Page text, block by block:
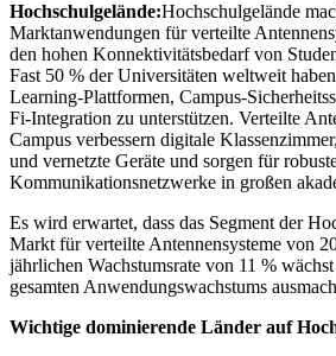
Hochschulgelände:Hochschulgelände
Marktanwendungen für verteilte
den hohen Konnektivitätsbedarf von
Fast 50 % der Universitäten weltweit
Learning-Plattformen, Campus-
Fi-Integration zu unterstützen. Verteilte
Campus verbessern digitale
und vernetzte Geräte und sorgen für
Kommunikationsnetzwerke in großen
Es wird erwartet, dass das Segment der
Markt für verteilte Antennensysteme von
jährlichen Wachstumsrate von 11 %
gesamten Anwendungswachstums
Wichtige dominierende Länder auf